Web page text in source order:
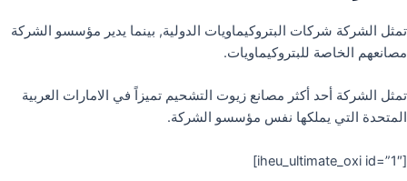
تمثل الشركة شركات البتروكيماويات الدولية, بينما يدير مؤسسو الشركة
مصانعهم الخاصة للبتروكيماويات.
تمثل الشركة أحد أكثر مصانع زيوت التشحيم تميزاً في الامارات العربية
المتحدة التي يملكها نفس مؤسسو الشركة.
[iheu_ultimate_oxi id=”1″]